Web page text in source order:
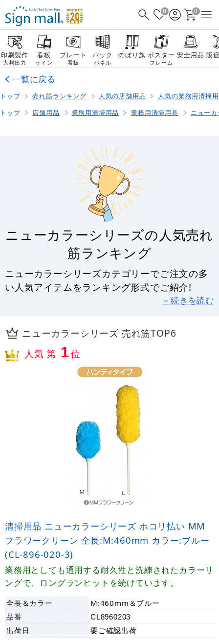
0 0
印刷製作
大判出力
看板
サイン
プレート
看板
バック
パネル
のぼり旗 ポスター
フレーム
安全用品 販
一覧に戻る
トップ 売れ筋ランキング 人気の店舗用品
人気の業務用清掃
トップ
店舗用品 業務用清掃用品 業務用清掃用具 ニュー
ニューカラーシリーズの人気売れ
筋ランキング
ニューカラーシリーズカテゴリーでご注文の多
い人気アイテムをランキング形式でご紹介!
＋続きを読む
ニューカラーシリーズ 売れ筋TOP6
人気 第 1位
清掃用品 ニューカラーシリーズ ホコリ払い MM
フラワークリーン 全長:M:460mm カラー:ブルー
(CL-896-020-3)
業務用としても通用する耐久性と洗練されたカラーリ
ングで、ロングランヒットを続けています。
全長＆カラー
M:460mm＆ブルー
品番
CL8960203
出荷日 要ご確認出荷